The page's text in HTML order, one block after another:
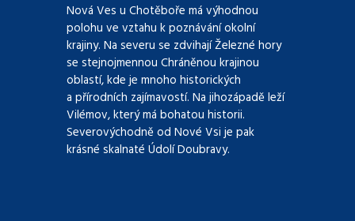
Nová Ves u Chotěboře má výhodnou
polohu ve vztahu k poznávání okolní
krajiny. Na severu se zdvihají Železné hory
se stejnojmennou Chráněnou krajinou
oblastí, kde je mnoho historických
a přírodních zajímavostí. Na jihozápadě leží
Vilémov, který má bohatou historii.
Severovýchodně od Nové Vsi je pak
krásné skalnaté Údolí Doubravy.